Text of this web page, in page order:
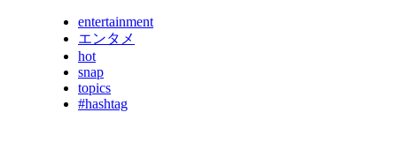
entertainment
エンタメ
hot
snap
topics
#hashtag